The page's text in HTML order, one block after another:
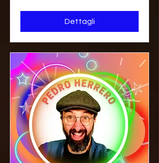
Dettagli